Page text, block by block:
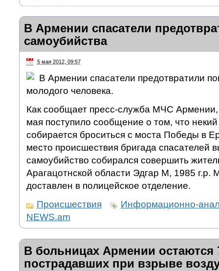
В Армении спасатели
самоубийства
5 мая 2012, 09:57
В Армении спасатели предотвратили
молодого человека.
Как сообщает пресс-служба МЧС Армении,
мая поступило сообщение о том, что
собирается броситься с моста Победы в
место происшествия бригада спасателей
самоубийство собирался совершить
Арагацотнской области Эдгар М, 1985 г.р.
доставлен в полицейское отделение.
Происшествия
Информационно-
NEWS.am
В больницах Армении остаются
пострадавших при взрыве